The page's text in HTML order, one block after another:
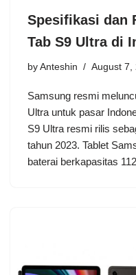
Spesifikasi dan
Tab S9 Ultra di
by Anteshin August 7,
Samsung resmi
Ultra untuk pasar
S9 Ultra resmi rilis
tahun 2023. Tablet
baterai berkapasitas